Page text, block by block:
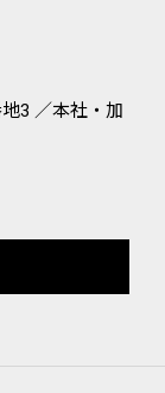
3 ／本社・加